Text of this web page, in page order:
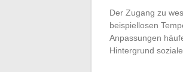
Der Zugang zu
beispiellosen
Anpassungen
Hintergrund